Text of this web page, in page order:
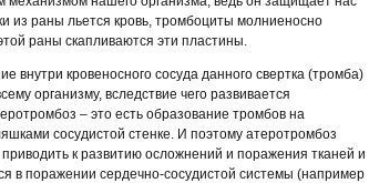
из раны льется кровь, тромбоциты молниеносно
раны скапливаются эти пластины.
внутри кровеносного сосуда данного свертка (тромба)
организму, вследствие чего развивается
– это есть образование тромбов на
сосудистой стенке. И поэтому атеротромбоз
к развитию осложнений и поражения тканей и
в поражении сердечно-сосудистой системы (например